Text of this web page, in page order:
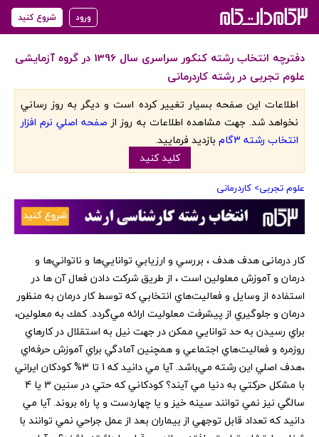
ورود شروع کنید
دفترچه انتخاب رشته کنکور سراسری سال 1396 در گروه آزمایشی
علوم تجربی در رشته کاردرمانی
اطلاعات اين صفحه بسيار تغيير کرده است و ديگر به روز رساني
نخواهد شد. جهت مشاهده اطلاعات به روز از صفحه اصلي نرم افزار
انتخاب رشته 3گام
بازديد فرماييد.
کليد کنيد
علوم تجربی> کاردرمانی
کار درمانی هدف هدف ، بررسي و ارزيابي توانايي‌ها و ناتواني‌ها و
درمان و آموزش معلولين است ، از طريق شركت دادن فعال آن ها در
استفاده از وسايل و فعاليت‌هاي انتخابي كه توسط كار درمان به منظور
درمان و جلوگيري از پيشرفت معلوليت ارائه مي‌گردد. كمك به معلولين،
براي رسيدن به حد توانايي ممكن در جهت نيل به استقلال در كارهاي
روزمره و فعاليت‌هاي اجتماعي و همچنين آمادگي براي آموزش حرفه‌اي
،‌هدف اصلي اين رشته مي‌باشد. آيا مي دانيد که 1 تا 3% کودکان ايراني
با مشکل حرکتي به دنيا مي آيند؟ کودکاني که حتي در سنين 3 يا 4
سالگي نيز نمي توانند سينه خيز و يا چهاردست و پا راه بروند. آيا مي
دانيد که تعداد قابل توجهي از بيماران بعد از عمل جراحي نمي توانند با